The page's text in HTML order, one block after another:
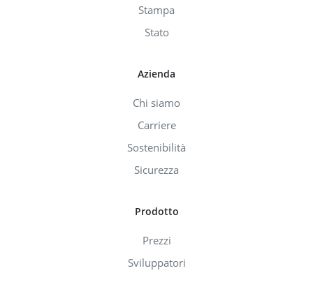
Stampa
Stato
Azienda
Chi siamo
Carriere
Sostenibilità
Sicurezza
Prodotto
Prezzi
Sviluppatori